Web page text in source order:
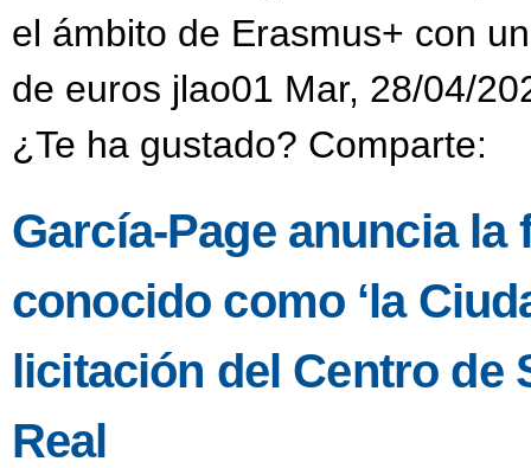
el ámbito de Erasmus+ con
de euros jlao01 Mar, 28/04/
¿Te ha gustado? Comparte:
García-Page anuncia
conocido como ‘la
licitación del Centro de
Real